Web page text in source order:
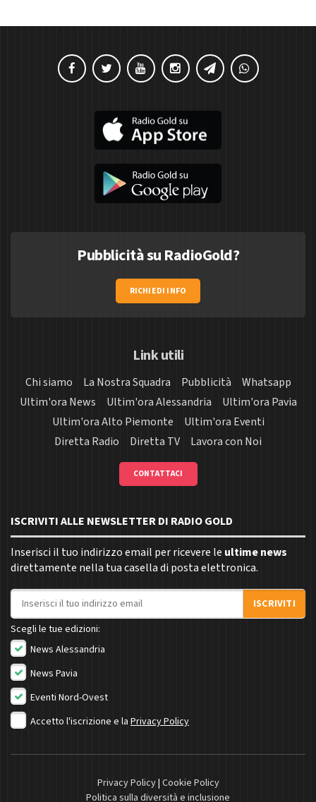
Pubblicità su RadioGold?
RICHIEDI INFO
Link utili
Chi siamo La Nostra Squadra Pubblicità
Whatsapp
Ultim'ora News
Ultim'ora Alessandria
Ultim'ora Pavia
Ultim'ora Alto Piemonte
Ultim'ora Eventi
Diretta Radio
Diretta TV Lavora con Noi
CONTATTACI
ISCRIVITI ALLE NEWSLETTER DI RADIO GOLD
Inserisci il tuo indirizzo email per ricevere le ultime news
direttamente nella tua casella di posta elettronica.
Indirizzo email
ISCRIVITI
Scegli le tue edizioni:
News Alessandria
News Pavia
Eventi Nord-Ovest
Accetto l'iscrizione e la Privacy Policy
Privacy Policy| Cookie Policy
Politica sulla diversità e inclusione